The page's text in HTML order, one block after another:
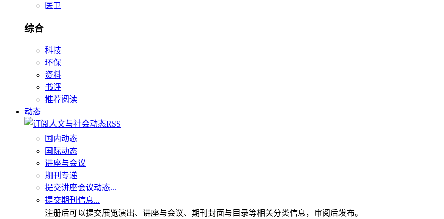
医卫
综合
科技
环保
资料
书评
推荐阅读
动态
国内动态
国际动态
讲座与会议
期刊专递
提交讲座会议动态...
提交期刊信息...
注册后可以提交展览演出、讲座与会议、期刊封面与目录等相关分类信息，审阅后发布。